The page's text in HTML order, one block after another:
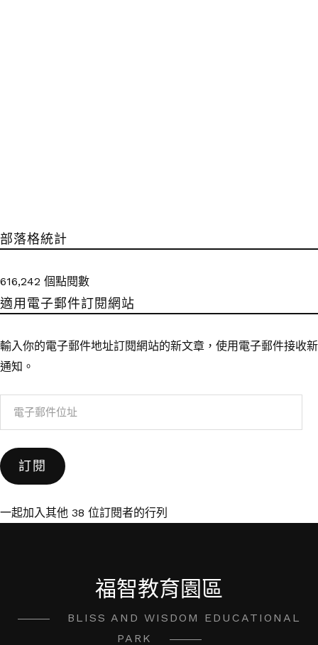
部落格統計
616,242 個點閱數
適用電子郵件訂閱網站
輸入你的電子郵件地址訂閱網站的新文章，使用電子郵件接收新
通知。
件
位
訂閱
一起加入其他 38 位訂閱者的行列
福智教育園區
BLISS AND WISDOM EDUCATIONAL
PARK